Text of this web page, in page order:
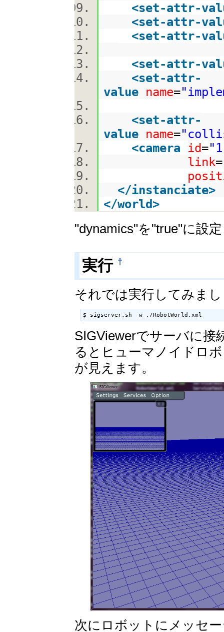
<set-attr-
<set-attr-
<set-attr-
<set-attr-
<set-attr-
value name=
<set-attr-
value name=
<camera id=
link=
</instanciate>
</world>
"dynamics"を"true"に設
実行 †
それでは実行してみま
$ sigserver.sh -w ./RobotWorld.xml
SIGViewerでサーバに
るとヒューマノイドロ
が見えます。
次にロボットにメッセ